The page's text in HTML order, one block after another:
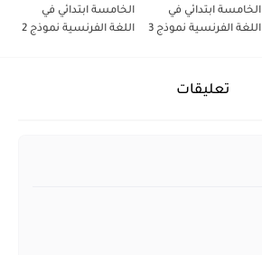
الخامسة ابتدائي في
اللغة الفرنسية نموذج 3
الخامسة ابتدائي في
اللغة الفرنسية نموذج 2
تعليقات